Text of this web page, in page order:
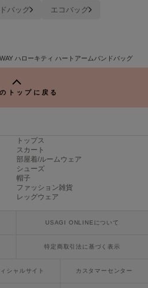
バッグ エコバッグ
WAY ハローキティ ハートアームバンドバッグ
トップに戻る
トップス
スカート
部屋着/ルームウェア
シューズ
帽子
ファッション雑貨
レッグウェア
USAGI ONLINEについて
特定商取引法に基づく表示
シャルサイト カスタマーセンター